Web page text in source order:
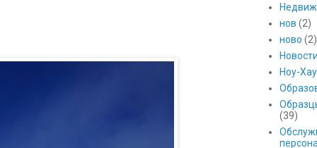
нов (2)
ново (2)
Ноу-Хау
(39)